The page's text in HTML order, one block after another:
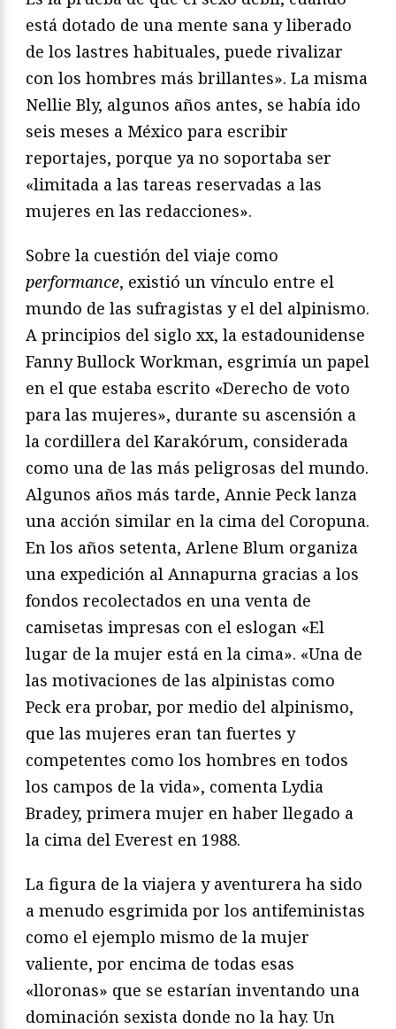
está dotado de una mente sana y liberado
de los lastres habituales, puede rivalizar
con los hombres más brillantes». La misma
Nellie Bly, algunos años antes, se había ido
seis meses a México para escribir
reportajes, porque ya no soportaba ser
«limitada a las tareas reservadas a las
mujeres en las redacciones».
Sobre la cuestión del viaje como
performance, existió un vínculo entre el
mundo de las sufragistas y el del alpinismo.
A principios del siglo xx, la estadounidense
Fanny Bullock Workman, esgrimía un papel
en el que estaba escrito «Derecho de voto
para las mujeres», durante su ascensión a
la cordillera del Karakórum, considerada
como una de las más peligrosas del mundo.
Algunos años más tarde, Annie Peck lanza
una acción similar en la cima del Coropuna.
En los años setenta, Arlene Blum organiza
una expedición al Annapurna gracias a los
fondos recolectados en una venta de
camisetas impresas con el eslogan «El
lugar de la mujer está en la cima». «Una de
las motivaciones de las alpinistas como
Peck era probar, por medio del alpinismo,
que las mujeres eran tan fuertes y
competentes como los hombres en todos
los campos de la vida», comenta Lydia
Bradey, primera mujer en haber llegado a
la cima del Everest en 1988.
La figura de la viajera y aventurera ha sido
a menudo esgrimida por los antifeministas
como el ejemplo mismo de la mujer
valiente, por encima de todas esas
«lloronas» que se estarían inventando una
dominación sexista donde no la hay. Un